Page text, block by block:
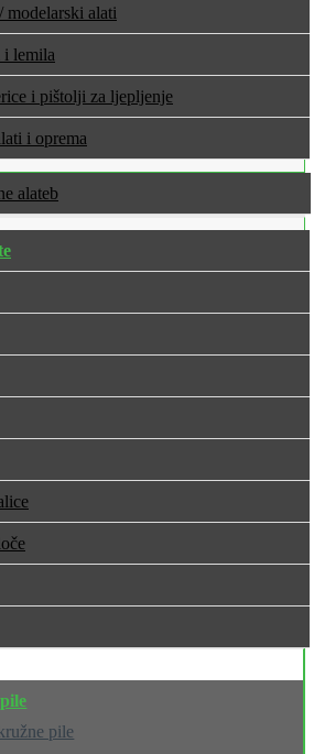
alati
lemila
i pištolji za ljepljenje
i oprema
alate
pile